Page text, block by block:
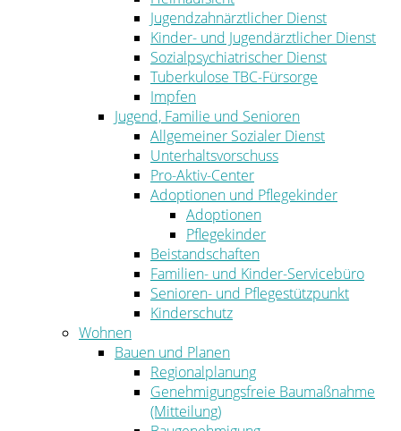
Jugendzahnärztlicher Dienst
Kinder- und Jugendärztlicher Dienst
Sozialpsychiatrischer Dienst
Tuberkulose TBC-Fürsorge
Impfen
Jugend, Familie und Senioren
Allgemeiner Sozialer Dienst
Unterhaltsvorschuss
Pro-Aktiv-Center
Adoptionen und Pflegekinder
Adoptionen
Pflegekinder
Beistandschaften
Familien- und Kinder-Servicebüro
Senioren- und Pflegestützpunkt
Kinderschutz
Wohnen
Bauen und Planen
Regionalplanung
Genehmigungsfreie Baumaßnahme
(Mitteilung)